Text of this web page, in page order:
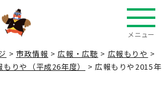
メニュー
> 市政情報 >広報・広聴 > 広報もりや >
もりや（平成26年度）
> 広報もりや2015年